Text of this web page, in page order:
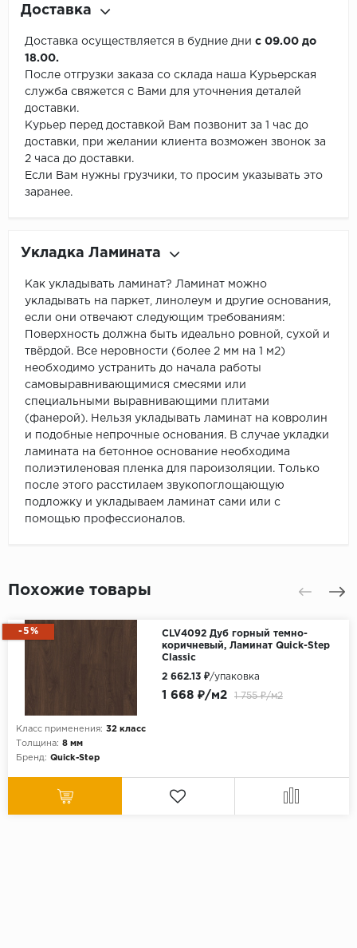
Доставка
Доставка осуществляется в будние дни с 09.00 до
18.00.
После отгрузки заказа со склада наша Курьерская
служба свяжется с Вами для уточнения деталей
доставки.
Курьер перед доставкой Вам позвонит за 1 час до
доставки, при желании клиента возможен звонок за
2 часа до доставки.
Если Вам нужны грузчики, то просим указывать это
заранее.
Укладка Ламината
Как укладывать ламинат? Ламинат можно
укладывать на паркет, линолеум и другие основания,
если они отвечают следующим требованиям:
Поверхность должна быть идеально ровной, сухой и
твёрдой. Все неровности (более 2 мм на 1 м2)
необходимо устранить до начала работы
самовыравнивающимися смесями или
специальными выравнивающими плитами
(фанерой). Нельзя укладывать ламинат на ковролин
и подобные непрочные основания. В случае укладки
ламината на бетонное основание необходима
полиэтиленовая пленка для пароизоляции. Только
после этого расстилаем звукопоглощающую
подложку и укладываем ламинат сами или с
помощью профессионалов.
Похожие товары
-5%
CLV4092 Дуб горный темно-
коричневый, Ламинат Quick-Step
Classic
Класс применения: 32 класс
Толщина: 8 мм
Бренд: Quick-Step
1 668 ₽/м2 1 755 ₽/м2
2 662.13 ₽/упаковка